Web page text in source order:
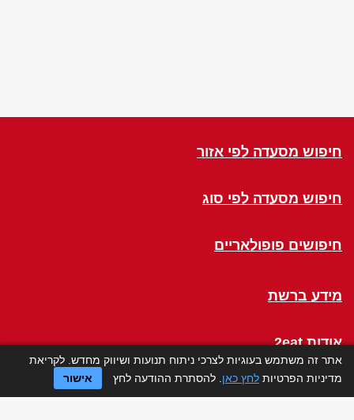
חיפוש מסעדה לפי אזור
חיפוש מסעדה לפי סוג
חיפושים פופולאריים
מידע ברשת
אודות 2eat
Click a Table
אתר זה משתמש בעוגיות לצרכי ניתוח תנועות ושיווק מחדש. לקריאת
מדיניות הפרטיות לחץ כאן . להסתרת ההודעה לחץ אישור